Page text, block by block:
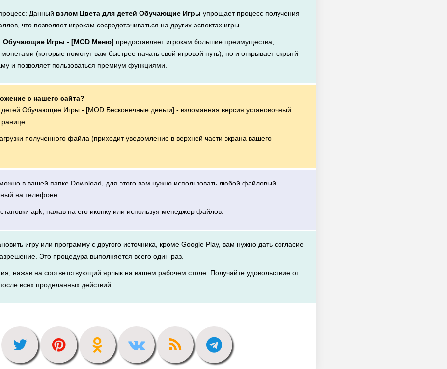
Данный взлом Цвета для детей Обучающие Игры упрощает процесс получения
что позволяет игрокам сосредотачиваться на других аспектах игры.
Обучающие Игры - [MOD Меню] предоставляет игрокам большие преимущества,
(которые помогут вам быстрее начать свой игровой путь), но и открывает скрытй
и позволяет пользоваться премиум функциями.
с нашего сайта?
детей Обучающие Игры - [MOD Бесконечные деньги] - взломанная версия установочный
полученного файла (приходит уведомление в верхней части экрана вашего
можно в вашей папке Download, для этого вам нужно использовать любой файловый
на телефоне.
apk, нажав на его иконку или используя менеджер файлов.
игру или программу с другого источника, кроме Google Play, вам нужно дать согласие
Это процедура выполняется всего один раз.
нажав на соответствующий ярлык на вашем рабочем столе. Получайте удовольствие от
всех проделанных действий.